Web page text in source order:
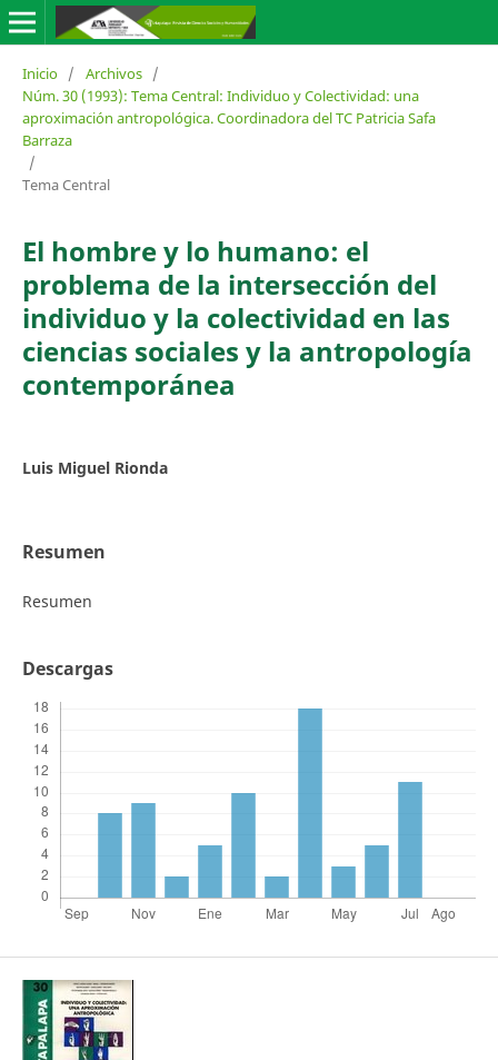
Inicio / Archivos /
Núm. 30 (1993): Tema Central: Individuo y Colectividad: una
aproximación antropológica. Coordinadora del TC Patricia Safa
Barraza
/
Tema Central
El hombre y lo humano: el
problema de la intersección del
individuo y la colectividad en las
ciencias sociales y la antropología
contemporánea
Luis Miguel Rionda
Resumen
Resumen
Descargas